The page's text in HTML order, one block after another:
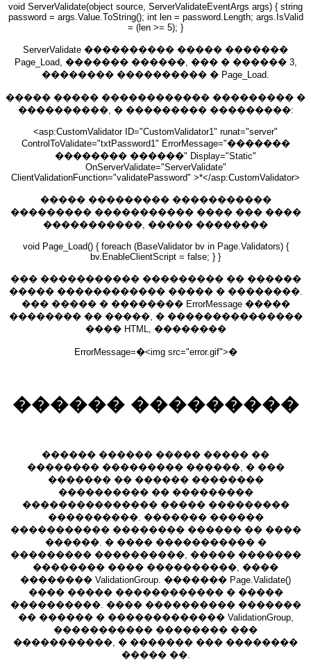
void ServerValidate(object source, ServerValidateEventArgs args) { string
password = args.Value.ToString(); int len = password.Length; args.IsValid
= (len >= 5); }
ServerValidate ���������� ����� �������
Page_Load, ������� ������, ��� � ������ 3,
�������� ���������� � Page_Load.
����� ����� ������������ ��������� �
����������, � ��������� ���������:
<asp:CustomValidator ID="CustomValidator1" runat="server"
ControlToValidate="txtPassword1" ErrorMessage="�������
�������� ������" Display="Static"
OnServerValidate="ServerValidate"
ClientValidationFunction="validatePassword" >*</asp:CustomValidator>
����� ��������� �����������
��������� ����������� ���� ��� ����
�����������, ����� ��������
void Page_Load() { foreach (BaseValidator bv in Page.Validators) {
bv.EnableClientScript = false; } }
��� ����������� ��������� �� ������
����� ������������ ����� � ��������.
��� ����� � �������� ErrorMessage �����
�������� �� �����, � ���������������
���� HTML, ��������
ErrorMessage=�<img src="error.gif">�
������ ���������
������ ������ ����� ����� ��
�������� ��������� ������, � ���
������� �� ������ ��������
���������� �� ���������
��������������� ����� ���������
����������. ������� ������
����������� �������� ������ �� ����
������. � ���� ����������� �
��������� ����������, ����� �������
�������� ���� ����������, ����
�������� ValidationGroup. ������� Page.Validate()
���� ����� ������������ � �����
����������. ���� ���������� �������
�� ������ � ������������� ValidationGroup,
����������� �������� ���
�����������, � ������� ��� ��������
����� ��.